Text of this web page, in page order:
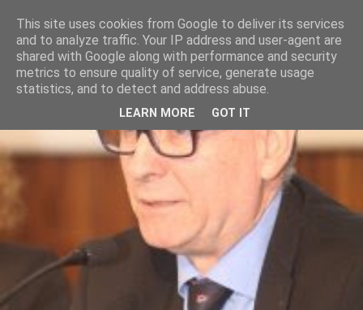
This site uses cookies from Google to deliver its services
and to analyze traffic. Your IP address and user-agent are
shared with Google along with performance and security
metrics to ensure quality of service, generate usage
statistics, and to detect and address abuse.
LEARN MORE GOT IT